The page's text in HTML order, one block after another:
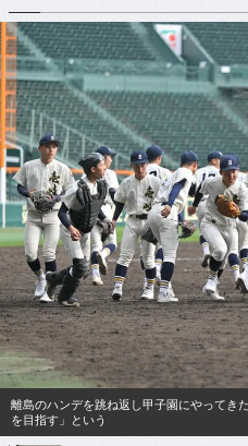
離島のハンデを跳ね返し甲子園にやってき
を目指す」という